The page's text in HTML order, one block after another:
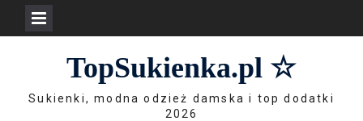
TopSukienka.pl ☆
Sukienki, modna odzież damska i top dodatki
2026